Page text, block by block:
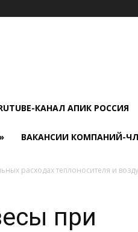
КАНАЛ АПИК РОССИЯ
ВАКАНСИИ КОМПАНИЙ-
расходах теплоносителя и
при